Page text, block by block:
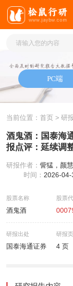
当前位置：首页 > 研
酒鬼酒：国泰海
报点评：延续调
研报作者：訾猛，颜
时间： 2026-
股票名称
酒鬼酒
股票
研报出处
国泰海通证券
研报
4 页